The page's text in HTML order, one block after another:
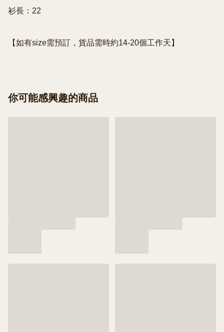
衫長：22
【如有size需預訂，貨品需時約14-20個工作天】
你可能感興趣的商品